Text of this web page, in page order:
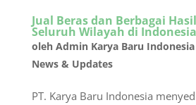
Jual Beras dan Berbagai
Seluruh Wilayah di Indonesia
oleh Admin Karya Baru Indonesia
News & Updates
PT. Karya Baru Indonesia